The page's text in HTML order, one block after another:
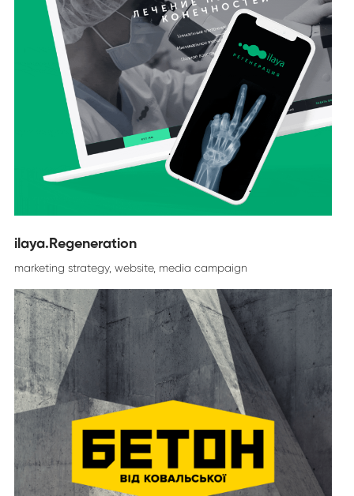
ilaya.Regeneration
marketing strategy, website, media campaign